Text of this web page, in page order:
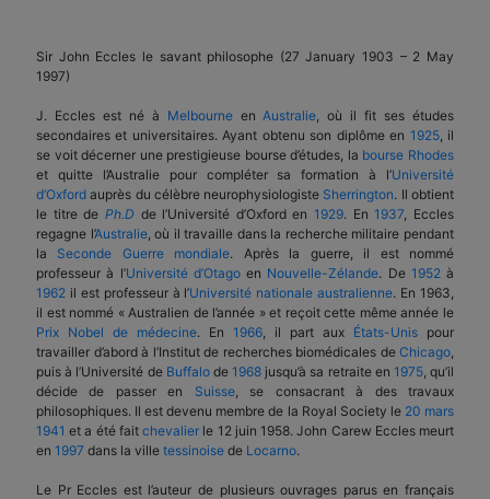
Sir John Eccles le savant philosophe (27 January 1903 – 2 May
1997)
J. Eccles est né à Melbourneen Australie , où il fit ses études
secondaires et universitaires. Ayant obtenu son diplôme en 1925, il
se voit décerner une prestigieuse bourse d’études, la bourse Rhodes
et quitte l’Australie pour compléter sa formation à l’Université
d’Oxford auprès du célèbre neurophysiologiste Sherrington. Il obtient
le titre de Ph.D de l’Université d’Oxford en1929. En1937 , Eccles
regagne l’Australie, où il travaille dans la recherche militaire pendant
la Seconde Guerre mondiale. Après la guerre, il est nommé
professeur à l’Université d’Otagoen Nouvelle-Zélande. De 1952 à
1962 il est professeur à l’Université nationale australienne. En 1963,
il est nommé « Australien de l’année » et reçoit cette même année le
Prix Nobel de médecine. En 1966 , il part aux États-Unis pour
travailler d’abord à l’Institut de recherches biomédicales de Chicago
puis à l’Université de Buffalode1968 jusqu’à sa retraite en 1975, qu’il
décide de passer en Suisse, se consacrant à des travaux
philosophiques. Il est devenu membre de la Royal Society le 20 mars
1941 et a été faitchevalier le 12 juin 1958. John Carew Eccles meurt
en 1997 dans la ville tessinoise de Locarno.
Le Pr Eccles est l’auteur de plusieurs ouvrages parus en français